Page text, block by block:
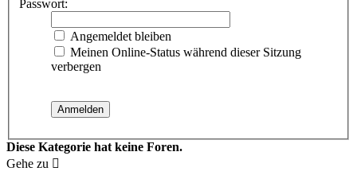
Passwort:
Angemeldet bleiben
Meinen Online-Status während dieser Sitzung
verbergen
Diese Kategorie hat keine Foren.
Gehe zu